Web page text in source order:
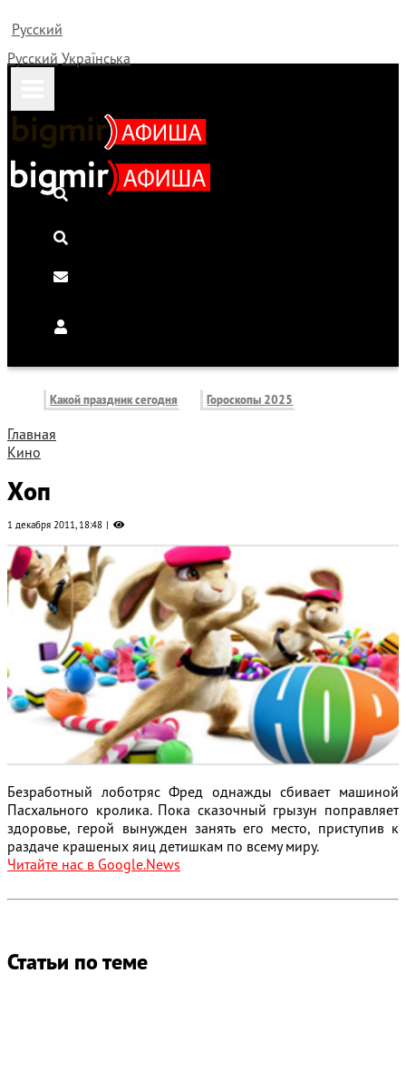
Русский
Русский Українська
Какой праздник сегодня Гороскопы 2025
Главная
Кино
Хоп
1 декабря 2011, 18:48
Безработный лоботряс Фред однажды сбивает машиной
Пасхального кролика. Пока сказочный грызун поправляет
здоровье, герой вынужден занять его место, приступив к
раздаче крашеных яиц детишкам по всему миру.
Читайте нас в Google.News
Статьи по теме